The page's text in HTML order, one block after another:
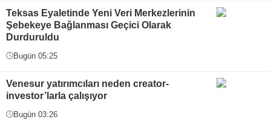
Teksas Eyaletinde Yeni Veri Merkezlerinin
Şebekeye Bağlanması Geçici Olarak
Durduruldu
Bugün 05:25
Venesur yatırımcıları neden creator-
investor’larla çalışıyor
Bugün 03:26